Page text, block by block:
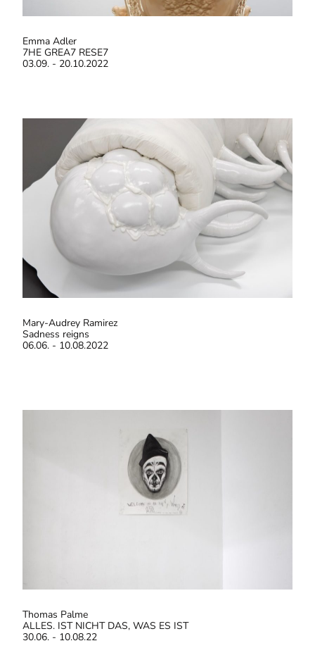
Emma Adler
7HE GREA7 RESE7
03.09. - 20.10.2022
Mary-Audrey Ramirez
Sadness reigns
06.06. - 10.08.2022
Thomas Palme
ALLES. IST NICHT DAS, WAS ES IST
30.06. - 10.08.22